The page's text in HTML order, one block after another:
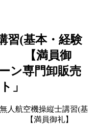
習(基本・経験
満員御
ン専門卸販売
」
人航空機操縦士講習(基
満員御礼】